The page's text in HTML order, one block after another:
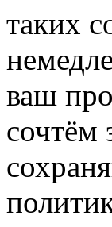
таких
ваш
сочтём